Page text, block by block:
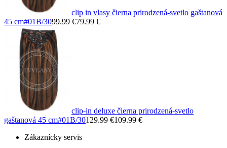
clip in vlasy čierna prirodzená-svetlo gaštanová
45 cm#01B/3099.99 €79.99 €
clip-in deluxe čierna prirodzená-svetlo
gaštanová 45 cm#01B/30129.99 €109.99 €
Zákaznícky servis